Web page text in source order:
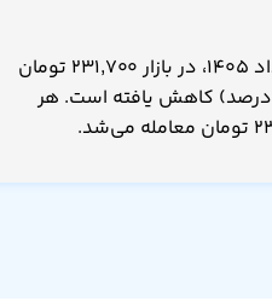
قیمت فرانک سوئیس امروز پنجشنبه ۱۵ مرداد ۱۴۰۵، در بازار ۲۳۱,۷۰۰ تومان
است که نسبت به دیروز ۸۰۰ تومان(۰.۳۴۰ درصد) کاهش یافته است. هر